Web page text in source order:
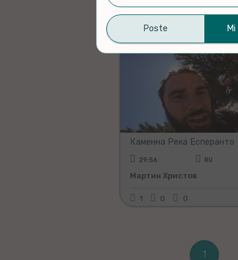
1-1 de 1 filmoj
Каменна Река Есперанто
29:56 RU
Мартин Христов
1 0 0
1